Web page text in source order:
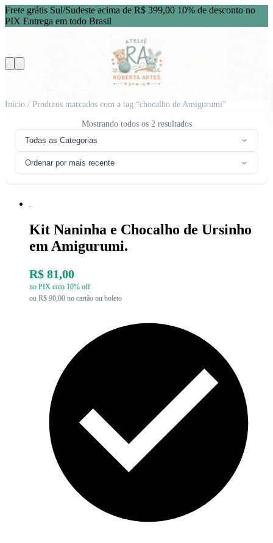
Frete grátis Sul/Sudeste acima de R$ 399,00 10% de desconto no
PIX Entrega em todo Brasil
Início / Produtos marcados com a tag “chocalho de Amigurumi”
Mostrando todos os 2 resultadosClassificado
recente
Todas as Categorias
Ordenar por mais recente
Kit Naninha e Chocalho de Ursinho
em Amigurumi.
R$ 81,00
no PIX com 10% off
ou R$ 90,00 no cartão ou boleto